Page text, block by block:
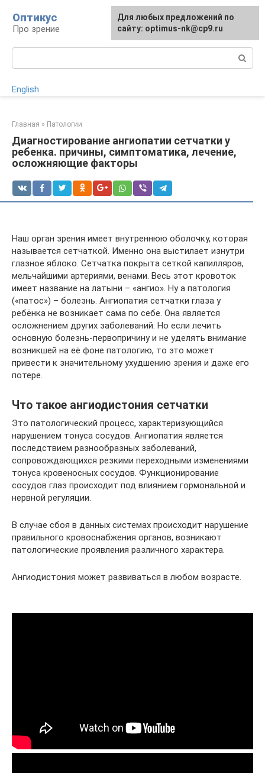
контенту
Оптикус
Про зрение
English
Главная » Патологии
Диагностирование ангиопатии сетчатки у
ребенка. причины, симптоматика, лечение,
осложняющие факторы
Наш орган зрения имеет внутреннюю оболочку, которая
называется сетчаткой. Именно она выстилает изнутри
глазное яблоко. Сетчатка покрыта сеткой капилляров,
мельчайшими артериями, венами. Весь этот кровоток
имеет название на латыни – «ангио». Ну а патология
(«патос») – болезнь. Ангиопатия сетчатки глаза у
ребёнка не возникает сама по себе. Она является
осложнением других заболеваний. Но если лечить
основную болезнь-первопричину и не уделять внимание
возникшей на её фоне патологию, то это может
привести к значительному ухудшению зрения и даже его
потере.
Что такое ангиодистония сетчатки
Это патологический процесс, характеризующийся
нарушением тонуса сосудов. Ангиопатия является
последствием разнообразных заболеваний,
сопровождающихся резкими переходными изменениями
тонуса кровеносных сосудов. Функционирование
сосудов глаз происходит под влиянием гормональной и
нервной регуляции.
В случае сбоя в данных системах происходит нарушение
правильного кровоснабжения органов, возникают
патологические проявления различного характера.
Ангиодистония может развиваться в любом возрасте.
Для любых предложений по
сайту: optimus-nk@cp9.ru